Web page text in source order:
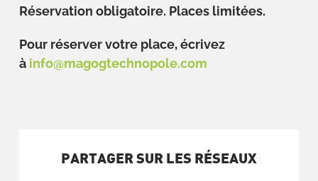
Réservation obligatoire. Places limitées.
Pour réserver votre place, écrivez
à info@magogtechnopole.com
PARTAGER SUR LES RÉSEAUX